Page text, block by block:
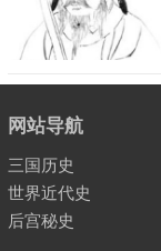
网站导航
三国历史
世界近代史
后宫秘史